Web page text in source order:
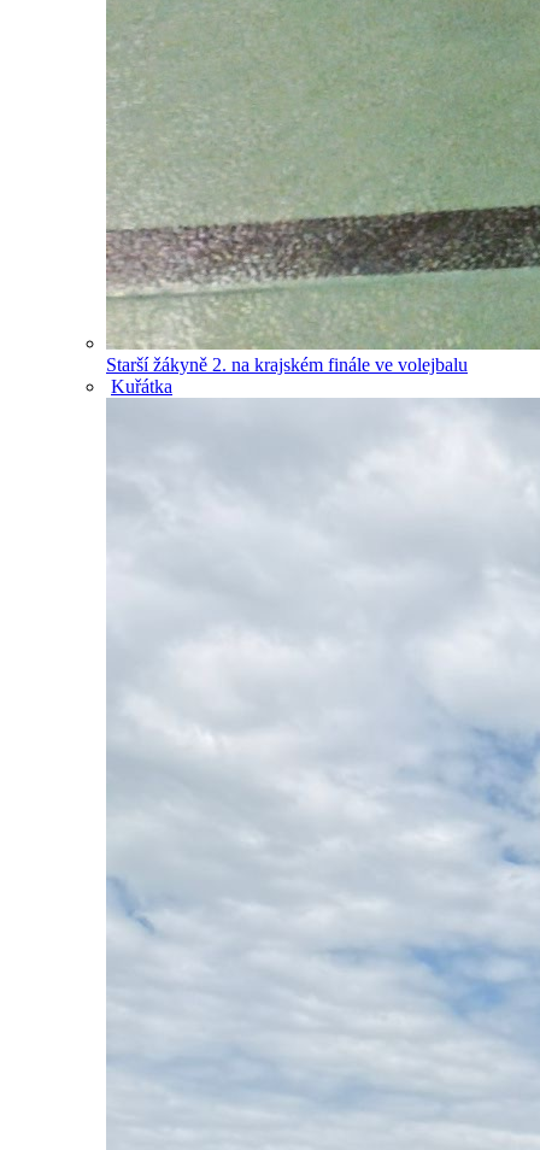
Starší žákyně 2. na krajském finále ve volejbalu
Kuřátka